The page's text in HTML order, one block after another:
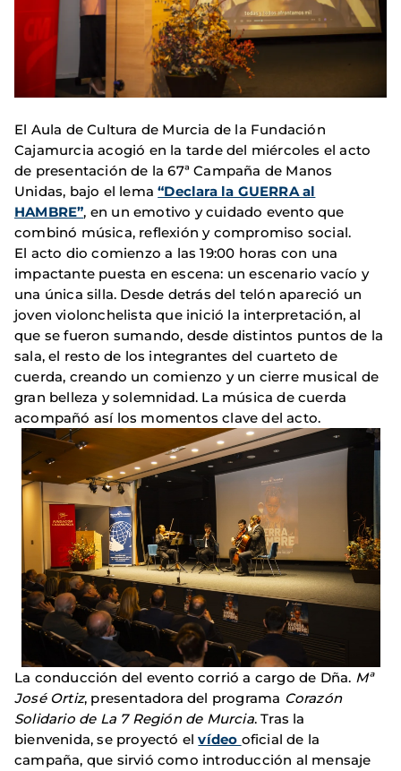
El Aula de Cultura de Murcia de la Fundación
Cajamurcia acogió en la tarde del miércoles el acto
de presentación de la 67ª Campaña de Manos
Unidas, bajo el lema“Declara la GUERRA al
HAMBRE”, en un emotivo y cuidado evento que
combinó música, reflexión y compromiso social.
El acto dio comienzo a las 19:00 horas con una
impactante puesta en escena: un escenario vacío y
una única silla. Desde detrás del telón apareció un
joven violonchelista que inició la interpretación, al
que se fueron sumando, desde distintos puntos de la
sala, el resto de los integrantes del cuarteto de
cuerda, creando un comienzo y un cierre musical de
gran belleza y solemnidad. La música de cuerda
acompañó así los momentos clave del acto.
La conducción del evento corrió a cargo de Dña. Mª
José Ortiz, presentadora del programa Corazón
Solidario de La 7 Región de Murcia. Tras la
bienvenida, se proyectó elvídeo oficial de la
campaña, que sirvió como introducción al mensaje